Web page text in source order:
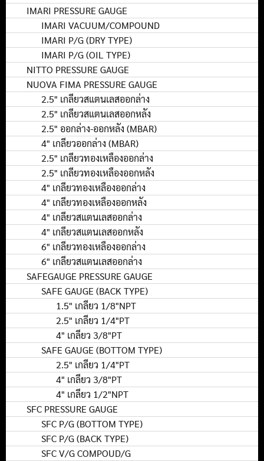
IMARI PRESSURE GAUGE
IMARI VACUUM/COMPOUND
IMARI P/G (DRY TYPE)
IMARI P/G (OIL TYPE)
NITTO PRESSURE GAUGE
NUOVA FIMA PRESSURE GAUGE
2.5" เกลียวสแตนเลสออกล่าง
2.5" เกลียวสแตนเลสออกหลัง
2.5" ออกล่าง-ออกหลัง (MBAR)
4" เกลียวออกล่าง (MBAR)
2.5" เกลียวทองเหลืองออกล่าง
2.5" เกลียวทองเหลืองออกหลัง
4" เกลียวทองเหลืองออกล่าง
4" เกลียวทองเหลืองออกหลัง
4" เกลียวสแตนเลสออกล่าง
4" เกลียวสแตนเลสออกหลัง
6" เกลียวทองเหลืองออกล่าง
6" เกลียวสแตนเลสออกล่าง
SAFEGAUGE PRESSURE GAUGE
SAFE GAUGE (BACK TYPE)
1.5" เกลียว 1/8"NPT
2.5" เกลียว 1/4"PT
4" เกลียว 3/8"PT
SAFE GAUGE (BOTTOM TYPE)
2.5" เกลียว 1/4"PT
4" เกลียว 3/8"PT
4" เกลียว 1/2"NPT
SFC PRESSURE GAUGE
SFC P/G (BOTTOM TYPE)
SFC P/G (BACK TYPE)
SFC V/G COMPOUD/G